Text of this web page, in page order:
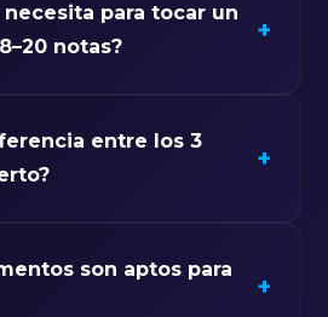
necesita para tocar un
notas?
+
entre los 3
+
son aptos para
+